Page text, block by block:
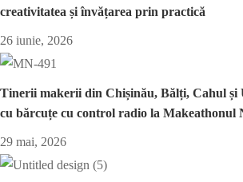
creativitatea și învățarea prin practică
26 iunie, 2026
Tinerii makerii din Chișinău, Bălți, Cahul și
cu bărcuțe cu control radio la Makeathonul
29 mai, 2026